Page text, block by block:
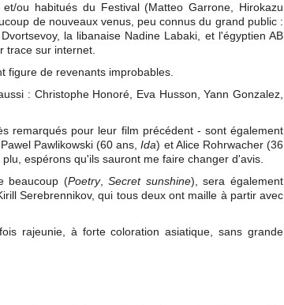
ou habitués du Festival (Matteo Garrone, Hirokazu
de nouveaux venus, peu connus du grand public :
la libanaise Nadine Labaki, et l'égyptien AB
trace sur internet.
figure de revenants improbables.
: Christophe Honoré, Eva Husson, Yann Gonzalez,
remarqués pour leur film précédent - sont également
Pawlikowski (60 ans,Ida) et Alice Rohrwacher (36
espérons qu'ils sauront me faire changer d'avis.
beaucoup (Poetry,Secret sunshine), sera également
Serebrennikov, qui tous deux ont maille à partir avec
rajeunie, à forte coloration asiatique, sans grande